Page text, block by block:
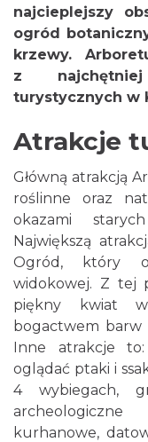
najcieplejszy
ogród
krzewy.
z
turystycznych w
Atrakcje
Główną atrakcją
roślinne oraz
okazami
Największą
Ogród, który
widokowej. Z tej
piękny kwiat
bogactwem barw
Inne atrakcje
oglądać ptaki i
4 wybiegach,
kurhanowe,